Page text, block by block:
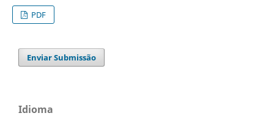
PDF
Enviar Submissão
Idioma